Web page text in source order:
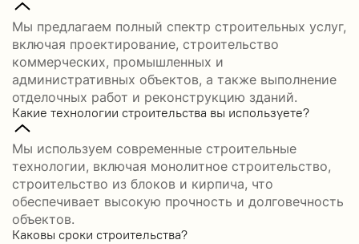
Мы предлагаем полный спектр строительных услуг,
включая проектирование, строительство
коммерческих, промышленных и
административных объектов, а также выполнение
отделочных работ и реконструкцию зданий.
Какие технологии строительства вы используете?
Мы используем современные строительные
технологии, включая монолитное строительство,
строительство из блоков и кирпича, что
обеспечивает высокую прочность и долговечность
объектов.
Каковы сроки строительства?